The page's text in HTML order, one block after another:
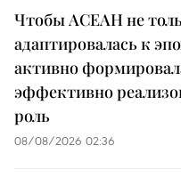
Чтобы АСЕАН не
адаптировалась к
активно
эффективно
роль
08/08/2026 02:36